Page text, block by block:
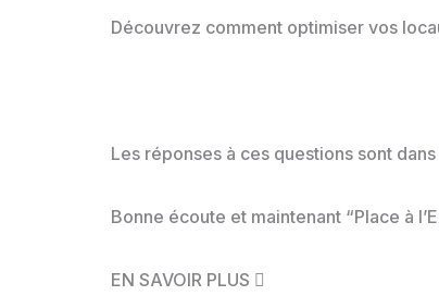
Découvrez comment optimiser vos
Les réponses à ces questions sont
Bonne écoute et maintenant “Place à
EN SAVOIR PLUS